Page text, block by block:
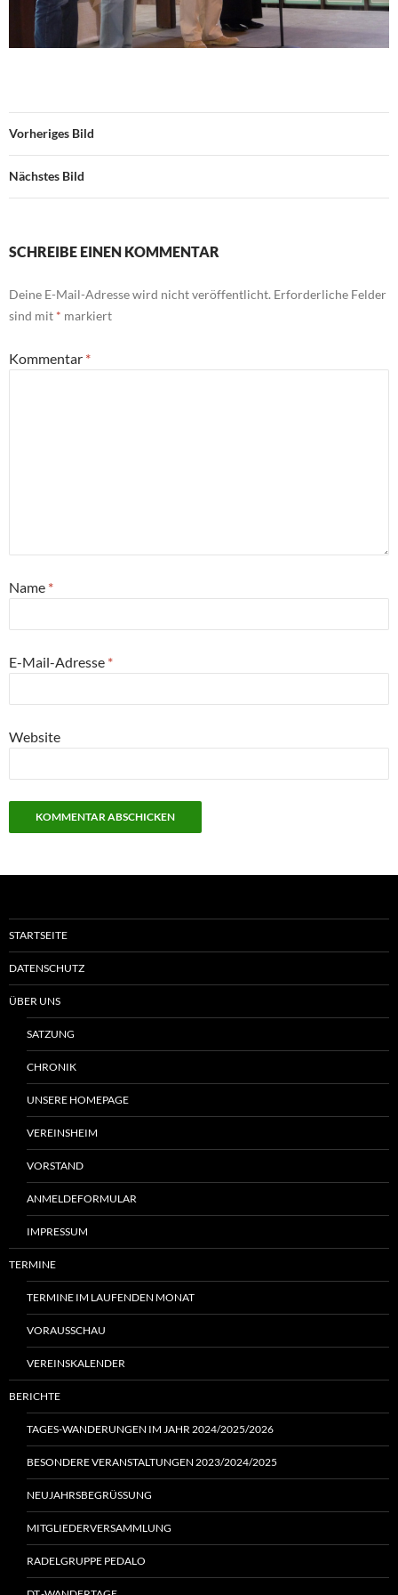
Vorheriges Bild
Nächstes Bild
SCHREIBE EINEN KOMMENTAR
Deine E-Mail-Adresse wird nicht veröffentlicht. Erforderliche Felder
sind mit * markiert
Kommentar *
Name *
E-Mail-Adresse *
Website
STARTSEITE
DATENSCHUTZ
ÜBER UNS
SATZUNG
CHRONIK
UNSERE HOMEPAGE
VEREINSHEIM
VORSTAND
ANMELDEFORMULAR
IMPRESSUM
TERMINE
TERMINE IM LAUFENDEN MONAT
VORAUSSCHAU
VEREINSKALENDER
BERICHTE
TAGES-WANDERUNGEN IM JAHR 2024/2025/2026
BESONDERE VERANSTALTUNGEN 2023/2024/2025
NEUJAHRSBEGRÜSSUNG
MITGLIEDERVERSAMMLUNG
RADELGRUPPE PEDALO